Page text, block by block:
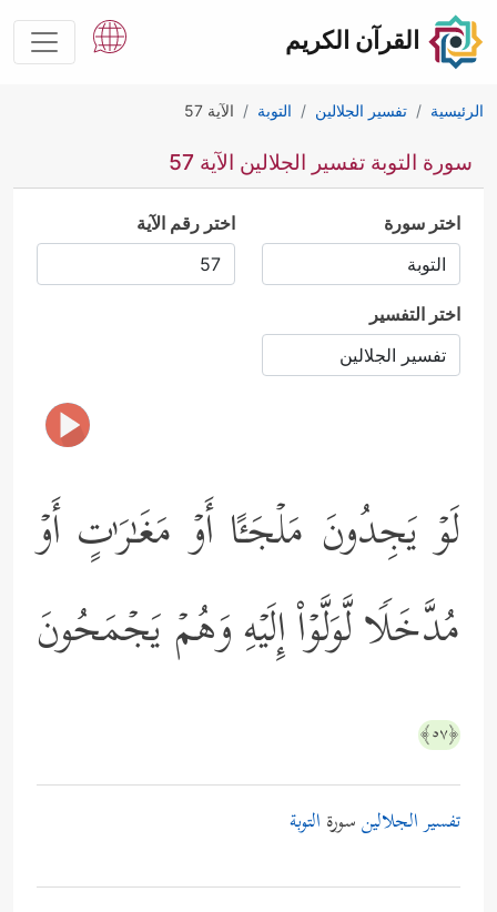
القرآن الكريم
الرئيسية تفسير الجلالين التوبة الآية 57
سورة التوبة تفسير الجلالين الآية 57
اختر سورة اختر رقم الآية
اختر التفسير
لَوۡ یَجِدُونَ مَلۡجَـًٔا أَوۡ مَغَـٰرَ ٰ⁠تٍ أَوۡ
مُدَّخَلࣰا لَّوَلَّوۡاْ إِلَیۡهِ وَهُمۡ یَجۡمَحُونَ
﴿٥٧﴾
تفسير الجلالينسورة التوبة